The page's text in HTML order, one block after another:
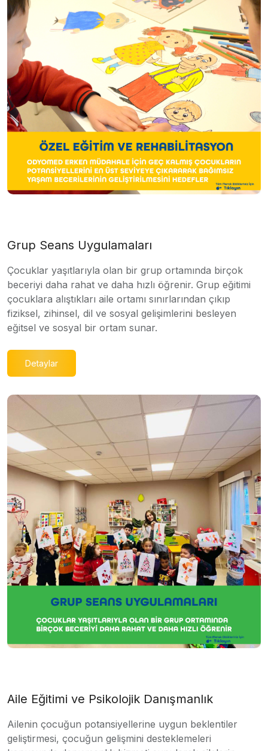
Grup Seans Uygulamaları
Çocuklar yaşıtlarıyla olan bir grup ortamında birçok
beceriyi daha rahat ve daha hızlı öğrenir. Grup eğitimi
çocuklara alıştıkları aile ortamı sınırlarından çıkıp
fiziksel, zihinsel, dil ve sosyal gelişimlerini besleyen
eğitsel ve sosyal bir ortam sunar.
Detaylar
Aile Eğitimi ve Psikolojik Danışmanlık
Ailenin çocuğun potansiyellerine uygun beklentiler
geliştirmesi, çocuğun gelişmini desteklemeleri